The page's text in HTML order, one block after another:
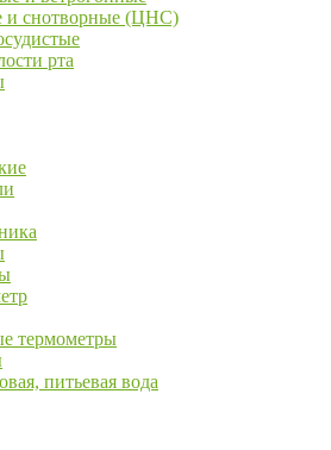
и снотворные (ЦНС)
рта
термометры
питьевая вода